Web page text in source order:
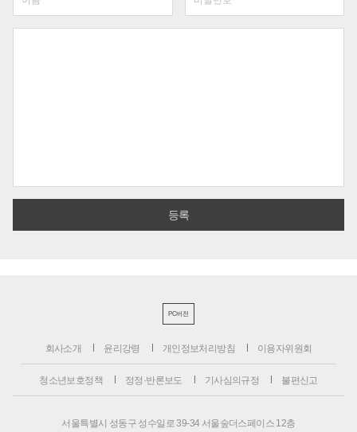
PC버전
회사소개 윤리강령 개인정보처리방침 이용자위원회
청소년보호정책 정정·반론보도 기사심의규정 불편신고
서울특별시 성동구 성수일로 39-34 서울숲더스페이스 12층